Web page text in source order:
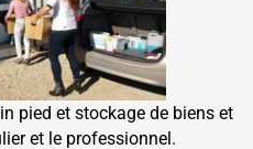
pied et stockage de biens et
et le professionnel.